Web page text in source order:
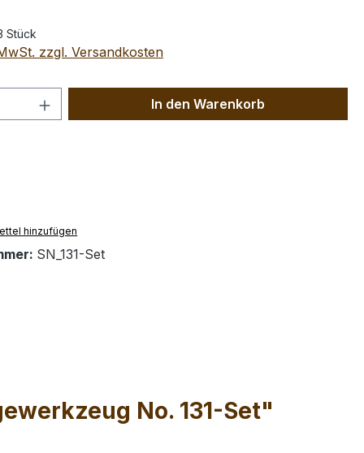
Stück
zzgl. Versandkosten
Anzahl: Gib den gewünschten Wert
In den Warenkorb
hinzufügen
SN_131-Set
No. 131-Set"